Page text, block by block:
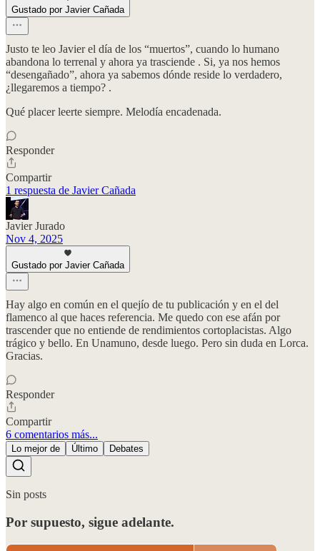
Gustado por Javier Cañada
Justo te leo Javier el día de los “muertos”, cuando lo humano
abandona lo terrenal y ahora ya trasciende . Si, ya nos hemos
“desengañado”, ahora ya sabemos dónde reside lo verdadero,
¿llegaremos a tiempo? .
Qué placer leerte siempre. Melodía encadenada.
Responder
Compartir
1 respuesta de Javier Cañada
Javier Jurado
Nov 4, 2025
Gustado por Javier Cañada
Hay algo en común en el quejío de tu publicación y en el del
flamenco al que haces referencia. Me quedo con ese afán por
trascender que no entiende de rendimientos cortoplacistas. Algo
trágico y bello. En Unamuno, desde luego. Pero sin duda en Lorca.
Gracias.
Responder
Compartir
6 comentarios más...
Lo mejor de Último Debates
Sin posts
Por supuesto, sigue adelante.